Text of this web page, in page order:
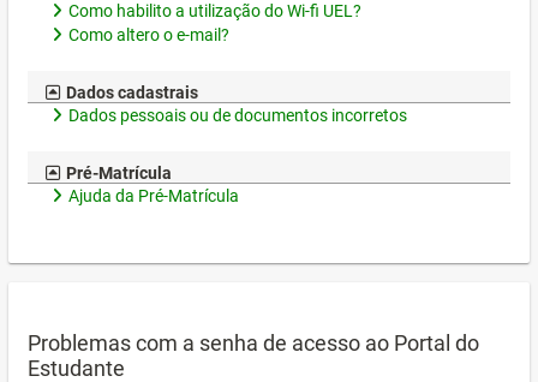
Como habilito a utilização do Wi-fi UEL?
Como altero o e-mail?
Dados cadastrais
Dados pessoais ou de documentos incorretos
Pré-Matrícula
Ajuda da Pré-Matrícula
Problemas com a senha de acesso ao Portal do
Estudante